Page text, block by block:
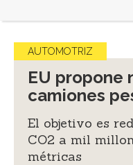
AUTOMOTRIZ
EU propone
camiones
El objetivo es
CO2 a mil
métricas